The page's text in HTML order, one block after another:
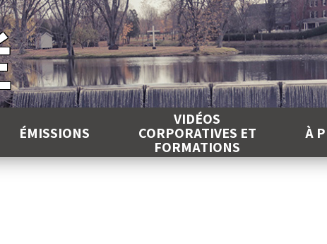
ÉMISSIONS
VIDÉOS
CORPORATIVES ET
FORMATIONS
À